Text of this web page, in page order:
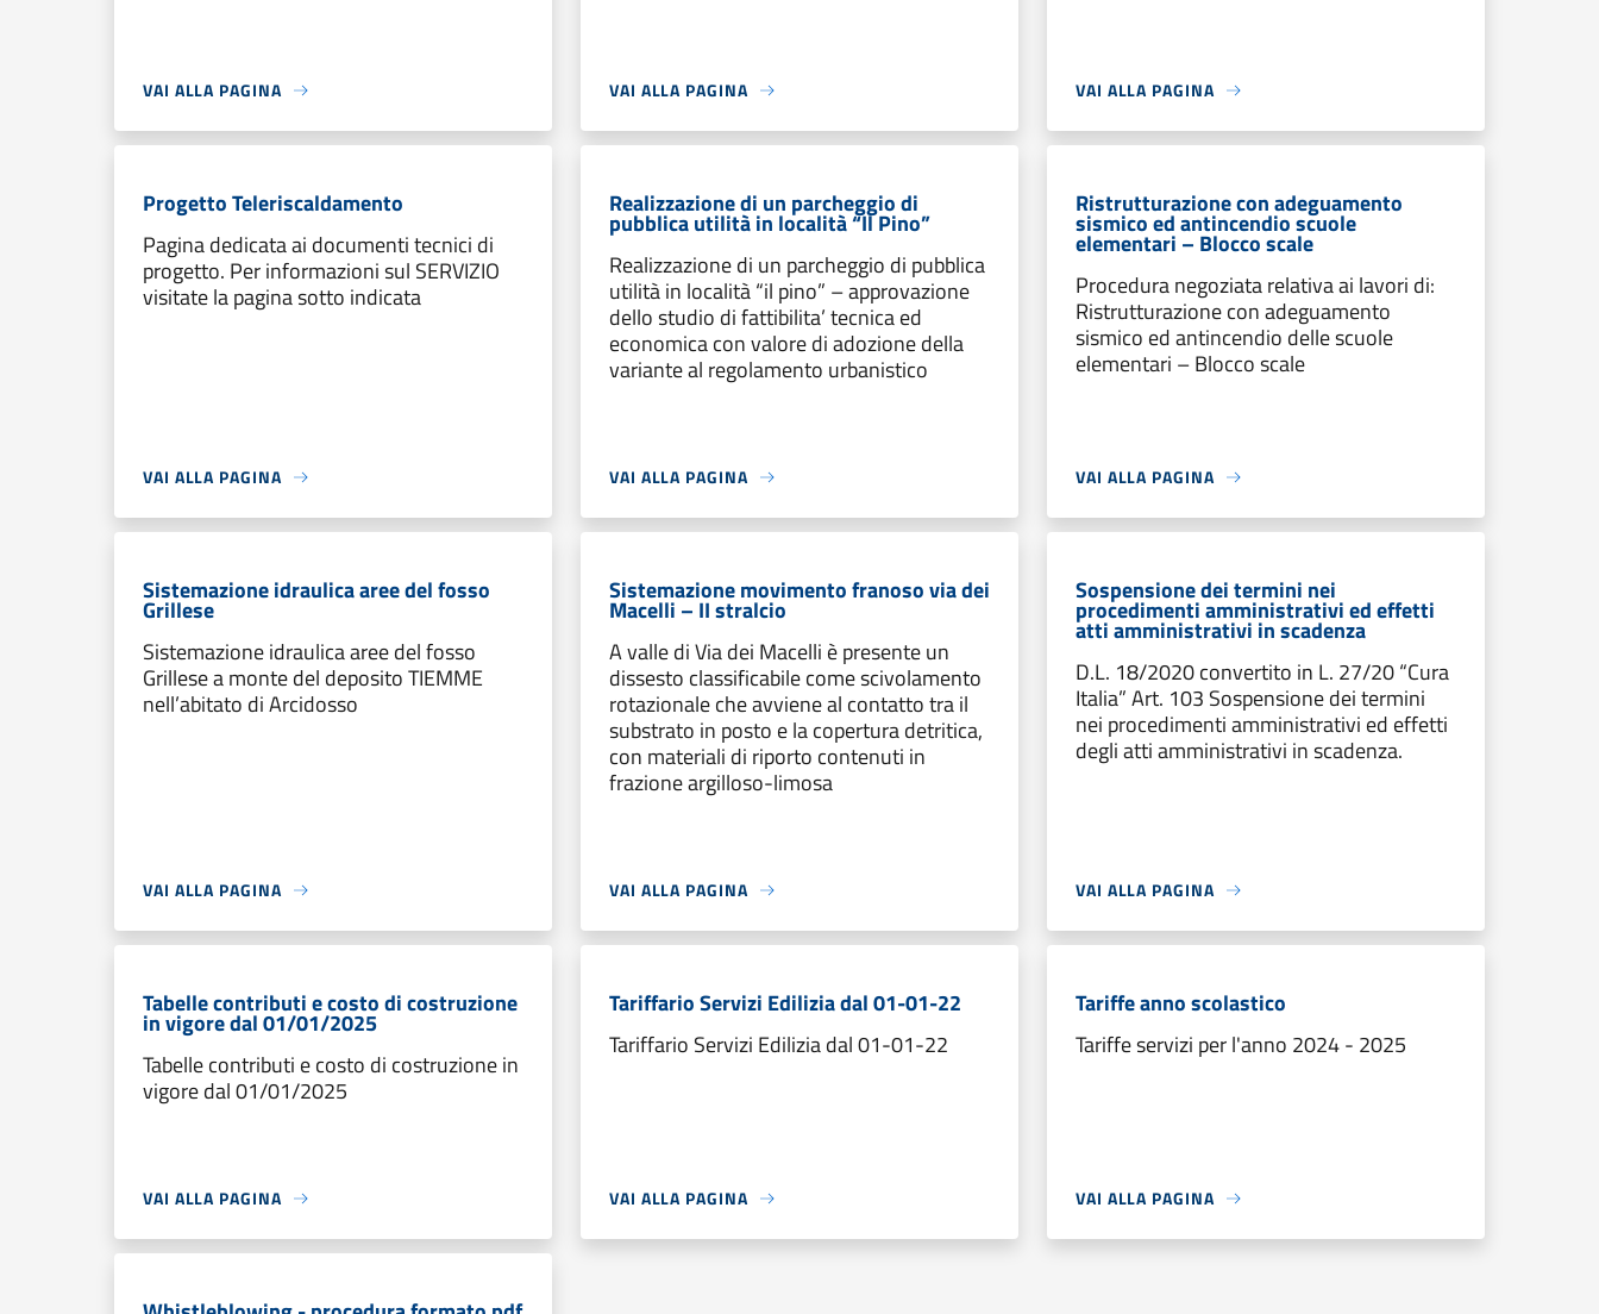
VAI ALLA PAGINA VAI ALLA PAGINA VAI ALLA PAGINA
Progetto Teleriscaldamento
Pagina dedicata ai documenti tecnici di
progetto. Per informazioni sul SERVIZIO
visitate la pagina sotto indicata
VAI ALLA PAGINA
Realizzazione di un parcheggio di
pubblica utilità in località “Il Pino”
Realizzazione di un parcheggio di pubblica
utilità in località “il pino” – approvazione
dello studio di fattibilita’ tecnica ed
economica con valore di adozione della
variante al regolamento urbanistico
VAI ALLA PAGINA
Ristrutturazione con adeguamento
sismico ed antincendio scuole
elementari – Blocco scale
Procedura negoziata relativa ai lavori di:
Ristrutturazione con adeguamento
sismico ed antincendio delle scuole
elementari – Blocco scale
VAI ALLA PAGINA
Sistemazione idraulica aree del fosso
Grillese
Sistemazione idraulica aree del fosso
Grillese a monte del deposito TIEMME
nell’abitato di Arcidosso
VAI ALLA PAGINA
Sistemazione movimento franoso via dei
Macelli – II stralcio
A valle di Via dei Macelli è presente un
dissesto classificabile come scivolamento
rotazionale che avviene al contatto tra il
substrato in posto e la copertura detritica,
con materiali di riporto contenuti in
frazione argilloso-limosa
VAI ALLA PAGINA
Sospensione dei termini nei
procedimenti amministrativi ed effetti
atti amministrativi in scadenza
D.L. 18/2020 convertito in L. 27/20 “Cura
Italia” Art. 103 Sospensione dei termini
nei procedimenti amministrativi ed effetti
degli atti amministrativi in scadenza.
VAI ALLA PAGINA
Tabelle contributi e costo di costruzione
in vigore dal 01/01/2025
Tabelle contributi e costo di costruzione in
vigore dal 01/01/2025
VAI ALLA PAGINA
Tariffario Servizi Edilizia dal 01-01-22
Tariffario Servizi Edilizia dal 01-01-22
VAI ALLA PAGINA
Tariffe anno scolastico
Tariffe servizi per l'anno 2024 - 2025
VAI ALLA PAGINA